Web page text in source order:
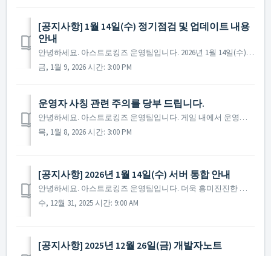
[공지사항] 1월 14일(수) 정기점검 및 업데이트 내용
안내
안녕하세요. 아스트로킹즈 운영팀입니다. 2026년 1월 14일(수) 진행될 정기점검과 업데이트 내용에 대해 안내드립니다. ※ 점검 내용은 상황에 따라 변경될 수 있으며, 변경 시 본 공지로 안내드릴 예정입니다. ▶ 정기점검 및 업데이트 사전 안내 -...
금, 1월 9, 2026 시간: 3:00 PM
운영자 사칭 관련 주의를 당부 드립니다.
안녕하세요. 아스트로킹즈 운영팀입니다. 게임 내에서 운영진을 사칭하는 우편을 발송하는 사례가 적발되어 이용약관에 따라 제재가 적용되었습니다. 아스트로킹즈 운영진은 공식 계정이 아닌 개인의 계정을 사용하여 개별적인 연락을 드리지 않습니다. 또한, 아스...
목, 1월 8, 2026 시간: 3:00 PM
[공지사항] 2026년 1월 14일(수) 서버 통합 안내
안녕하세요. 아스트로킹즈 운영팀입니다. 더욱 흥미진진한 게임 환경을 제공하기 위한 서버 통합이 진행됩니다. ※ 2021년부터 진행되는 서버 통합은 통합 서버를 대상으로 통합 전 2주간 서버 통합 특별 이벤트가 진행됩니다.
수, 12월 31, 2025 시간: 9:00 AM
[공지사항] 2025년 12월 26일(금) 개발자노트